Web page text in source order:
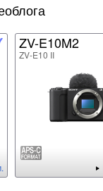
ZV-E10M2
ZV-E10 II